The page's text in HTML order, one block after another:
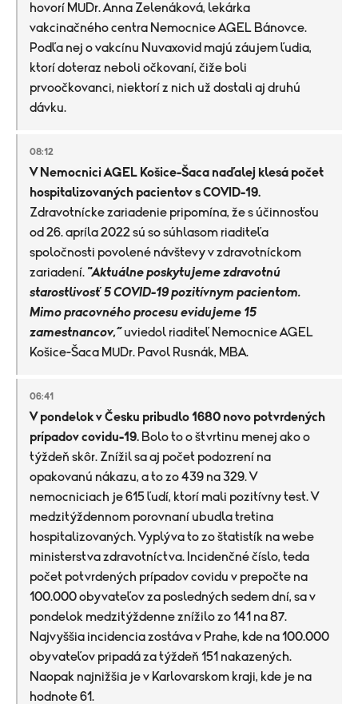
hovorí MUDr. Anna Zelenáková, lekárka
vakcinačného centra Nemocnice AGEL Bánovce.
Podľa nej o vakcínu Nuvaxovid majú záujem ľudia,
ktorí doteraz neboli očkovaní, čiže boli
prvoočkovanci, niektorí z nich už dostali aj druhú
dávku.
08:12
V Nemocnici AGEL Košice-Šaca naďalej klesá počet
hospitalizovaných pacientov s COVID-19.
Zdravotnícke zariadenie pripomína, že s účinnosťou
od 26. apríla 2022 sú so súhlasom riaditeľa
spoločnosti povolené návštevy v zdravotníckom
zariadení. "Aktuálne poskytujeme zdravotnú
starostlivosť 5 COVID-19 pozitívnym pacientom.
Mimo pracovného procesu evidujeme 15
zamestnancov,“ uviedol riaditeľ Nemocnice AGEL
Košice-Šaca MUDr. Pavol Rusnák, MBA.
06:41
V pondelok v Česku pribudlo 1680 novo potvrdených
prípadov covidu-19. Bolo to o štvrtinu menej ako o
týždeň skôr. Znížil sa aj počet podozrení na
opakovanú nákazu, a to zo 439 na 329. V
nemocniciach je 615 ľudí, ktorí mali pozitívny test. V
medzitýždennom porovnaní ubudla tretina
hospitalizovaných. Vyplýva to zo štatistík na webe
ministerstva zdravotníctva. Incidenčné číslo, teda
počet potvrdených prípadov covidu v prepočte na
100.000 obyvateľov za posledných sedem dní, sa v
pondelok medzitýždenne znížilo zo 141 na 87.
Najvyššia incidencia zostáva v Prahe, kde na 100.000
obyvateľov pripadá za týždeň 151 nakazených.
Naopak najnižšia je v Karlovarskom kraji, kde je na
hodnote 61.